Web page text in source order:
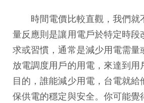
時間電價比較直觀，我們就
量反應則是讓用電戶於特定時
求或習慣，通常是減少用電需
放電調度用戶的用電，來達到用
目的，誰能減少用電，台電就
保供電的穩定與安全。你可能覺